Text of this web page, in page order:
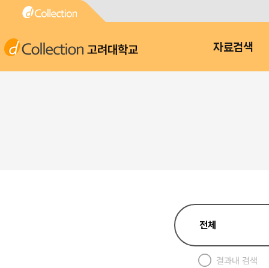
고려대학교 자료검색
결과내 검색